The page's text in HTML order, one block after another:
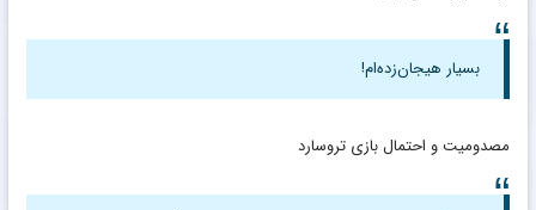
بسیار هیجان‌زده‌ام!
مصدومیت و احتمال بازی تروسارد